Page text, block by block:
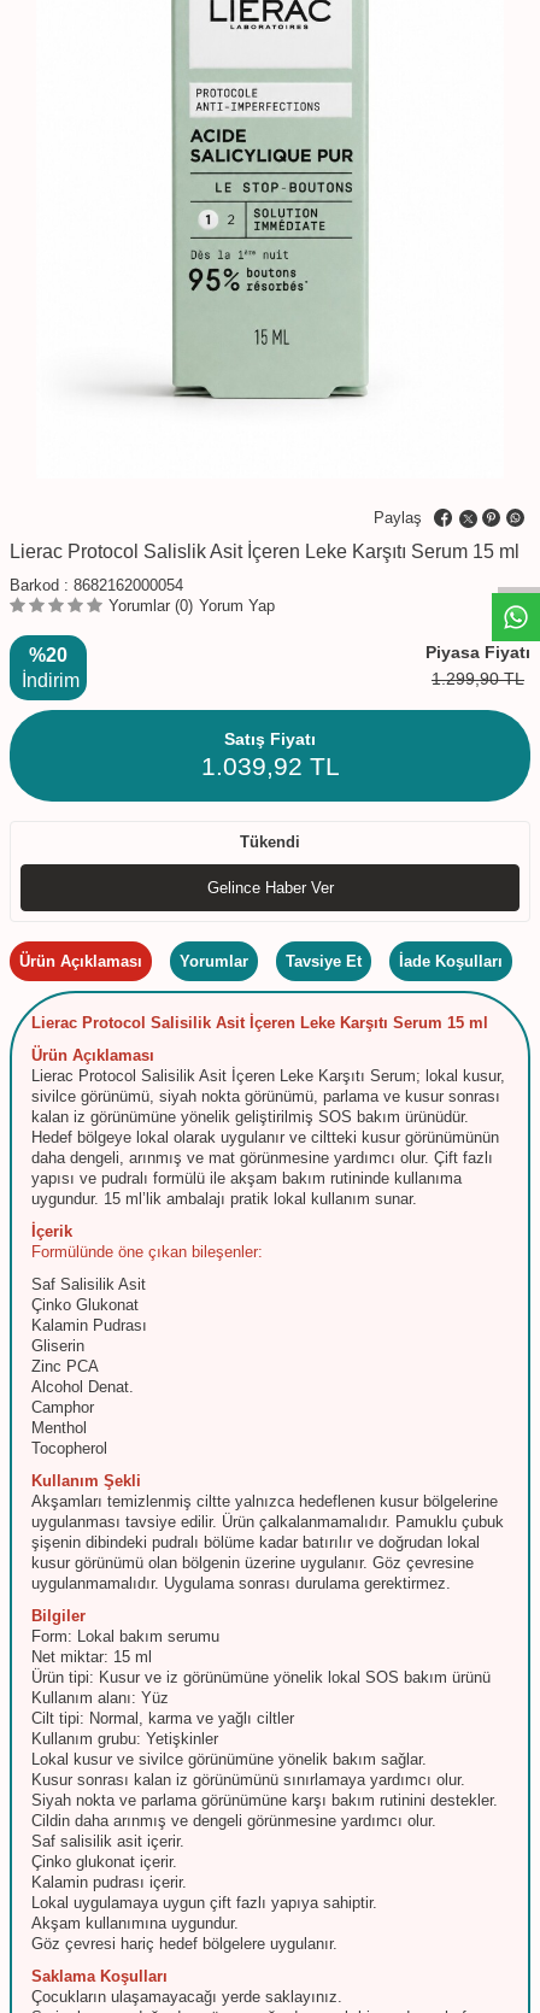
W
h
t
s
a
p
p
D
e
s
e
H
a
t
t
Paylaş
Lierac Protocol Salislik Asit İçeren Leke Karşıtı Serum 15 ml
Barkod : 8682162000054
Yorumlar (0) Yorum Yap
%20
İndirim
Piyasa Fiyatı
1.299,90TL
Satış Fiyatı
1.039,92 TL
Tükendi
Gelince Haber Ver
Ürün Açıklaması Yorumlar Tavsiye Et İade Koşulları
Lierac Protocol Salisilik Asit İçeren Leke Karşıtı Serum 15 ml
Ürün Açıklaması
Lierac Protocol Salisilik Asit İçeren Leke Karşıtı Serum; lokal kusur,
sivilce görünümü, siyah nokta görünümü, parlama ve kusur sonrası
kalan iz görünümüne yönelik geliştirilmiş SOS bakım ürünüdür.
Hedef bölgeye lokal olarak uygulanır ve ciltteki kusur görünümünün
daha dengeli, arınmış ve mat görünmesine yardımcı olur. Çift fazlı
yapısı ve pudralı formülü ile akşam bakım rutininde kullanıma
uygundur. 15 ml’lik ambalajı pratik lokal kullanım sunar.
İçerik
Formülünde öne çıkan bileşenler:
Saf Salisilik Asit
Çinko Glukonat
Kalamin Pudrası
Gliserin
Zinc PCA
Alcohol Denat.
Camphor
Menthol
Tocopherol
Kullanım Şekli
Akşamları temizlenmiş ciltte yalnızca hedeflenen kusur bölgelerine
uygulanması tavsiye edilir. Ürün çalkalanmamalıdır. Pamuklu çubuk
şişenin dibindeki pudralı bölüme kadar batırılır ve doğrudan lokal
kusur görünümü olan bölgenin üzerine uygulanır. Göz çevresine
uygulanmamalıdır. Uygulama sonrası durulama gerektirmez.
Bilgiler
Form: Lokal bakım serumu
Net miktar: 15 ml
Ürün tipi: Kusur ve iz görünümüne yönelik lokal SOS bakım ürünü
Kullanım alanı: Yüz
Cilt tipi: Normal, karma ve yağlı ciltler
Kullanım grubu: Yetişkinler
Lokal kusur ve sivilce görünümüne yönelik bakım sağlar.
Kusur sonrası kalan iz görünümünü sınırlamaya yardımcı olur.
Siyah nokta ve parlama görünümüne karşı bakım rutinini destekler.
Cildin daha arınmış ve dengeli görünmesine yardımcı olur.
Saf salisilik asit içerir.
Çinko glukonat içerir.
Kalamin pudrası içerir.
Lokal uygulamaya uygun çift fazlı yapıya sahiptir.
Akşam kullanımına uygundur.
Göz çevresi hariç hedef bölgelere uygulanır.
Saklama Koşulları
Çocukların ulaşamayacağı yerde saklayınız.